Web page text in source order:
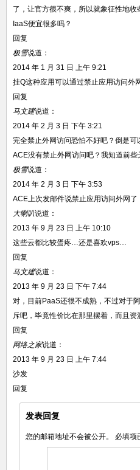
了，让官方很不爽，所以就象征性地
IaaS便宜很多吗？
回复
极雪说道：
2014 年 1 月 31 日 上午 9:21
挂Q这种应用可以通过禁止应用访问外
回复
马文建说道：
2014 年 2 月 3 日 下午 3:21
完全禁止外网访问恐怕不好吧？倒是可
ACE没有禁止外网访问吧？我知道前些
极雪说道：
2014 年 2 月 3 日 下午 3:53
ACE上次发邮件说禁止应用访问外网了
大喇叭说道：
2013 年 9 月 23 日 上午 10:10
这些云都比较蛋疼…还是喜欢vps…
回复
马文建说道：
2013 年 9 月 23 日 下午 7:44
对，目前PaaS还很不成熟，不过对于
斥吧，毕竟性价比在那里摆着，而且资
回复
网络之家说道：
2013 年 9 月 23 日 上午 7:44
沙发
回复
发表回复
您的邮箱地址不会被公开。 必填项